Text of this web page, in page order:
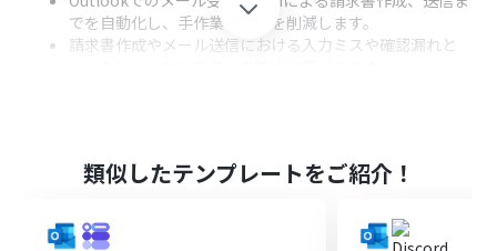
でを自動化し、手作業の時間を削減します。
請求書作成やメール送信における入力ミスや確認漏れと
と連携します。
次に、トリガーでOutlookを選択し、「特定の件名のメー
次に、オペレーションでAI機能の「テキストを生成する」
類似したテンプレートをご紹介！